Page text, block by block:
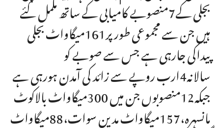
بجلی کے7منصوبے کامیابی کے ساتھ مکمل کئے
ہیں جن سے مجموعی طورپر161میگاواٹ بجلی
پیداکی جارہی ہے جس سے صوبے کو
سالانہ4ارب روپے سے زائد کی آمدن ہورہی ہے
جبکہ12منصوبوں جن میں 300میگاواٹ بالاکوٹ
مانسہرہ،157میگاواٹ مدین سوات،88میگاواٹ